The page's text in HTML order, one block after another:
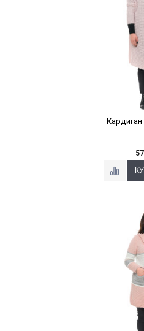
Кардиган